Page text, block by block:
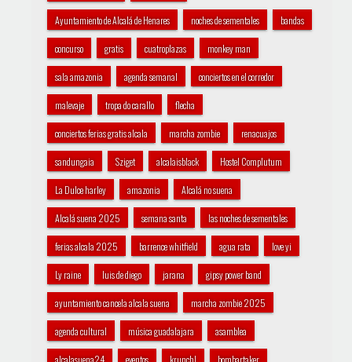
Ayuntamiento de Alcalá de Henares noches de sementales bandas
concurso gratis cuatroplazas monkey man
sala amazonia agenda semanal conciertos en el corredor
malevaje tropa do carallo flecha
conciertos ferias gratis alcala marcha zombie renacuajos
sandungaia Sziget alcalaisblack Hostel Complutum
La Dulce harley amazonia Alcalá no suena
Alcalá suena 2025 semana santa las noches de sementales
ferias alcala 2025 barrence whitfield agua rata love yi
Ly raine luis de diego jarana gipsy power band
ayuntamiento cancela alcala suena marcha zombie 2025
agenda cultural música guadalajara asamblea